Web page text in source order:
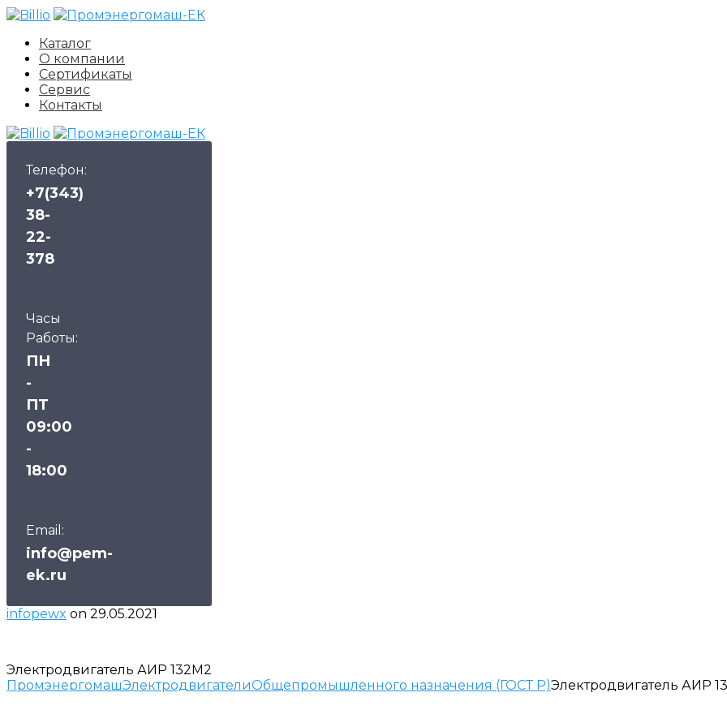
Каталог
О компании
Сертификаты
Сервис
Контакты
Телефон:
+7(343)
38-
22-
378
Часы
Работы:
ПН
-
ПТ
09:00
-
18:00
Email:
info@pem-
ek.ru
infopewx on 29.05.2021
Электродвигатель АИР 132М2
ПромэнергомашЭлектродвигателиОбщепромышленного назначения (ГОСТ Р)Электродвигатель АИР